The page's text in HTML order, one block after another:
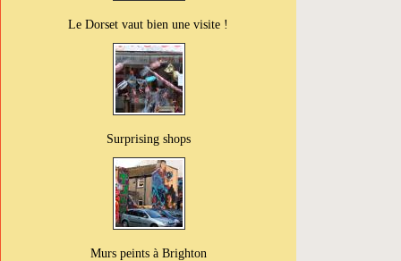
Le Dorset vaut bien une visite !
Surprising shops
Murs peints à Brighton